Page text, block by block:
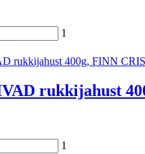
1
rukkijahust
1